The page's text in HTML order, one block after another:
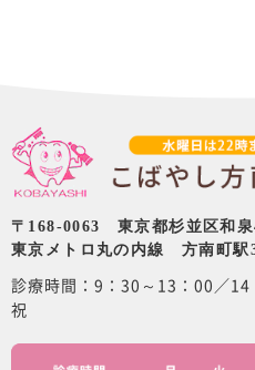
〒168-0063 東京都杉並区和
東京メトロ丸の内線 方南町駅
診療時間：9：30～13：00／
祝